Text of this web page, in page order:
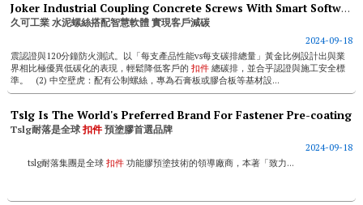
Joker Industrial Coupling Concrete Screws With Smart Software To Help Clients Attain Carbon Reduction
久可工業 水泥螺絲搭配智慧軟體 實現客戶減碳
2024-09-18
震認證與120分鐘防火測試。以「每支產品性能vs每支碳排總量」黃金比例設計出與業
界相比極優異低碳化的表現，輕鬆降低客戶的 扣件總碳排，並合乎認證與施工安全標
準。 (2) 中空壁虎：配有公制螺絲，專為石膏板或膠合板等基材設...
Tslg Is The World's Preferred Brand For Fastener Pre-coating
Tslg耐落是全球扣件預塗膠首選品牌
2024-09-18
tslg耐落集團是全球 扣件功能膠預塗技術的領導廠商，本著「致力...